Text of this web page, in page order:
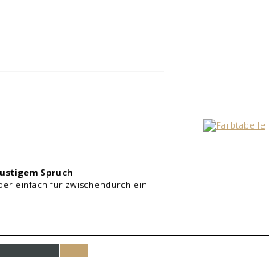
Spruch
einfach für zwischendurch ein